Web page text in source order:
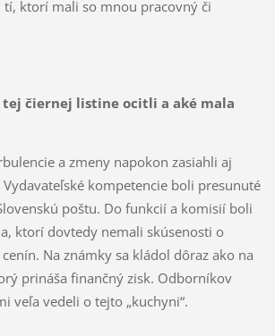
tí, ktorí mali so mnou pracovný či
tej čiernej lis­tine ocitli a aké mala
a zmeny napokon zasiahli aj
kompetencie boli presunuté
poštu. Do funkcií a komisií boli
ktorí dovtedy nemali skúsenosti o
Na známky sa kládol dôraz ako na
prináša finančný zisk. Odborníkov
veľa vedeli o tejto „kuchyni“.